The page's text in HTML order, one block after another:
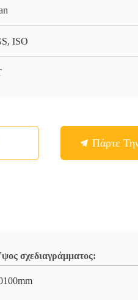
ISO
Πάρτε
σχεδιαγράμματος: